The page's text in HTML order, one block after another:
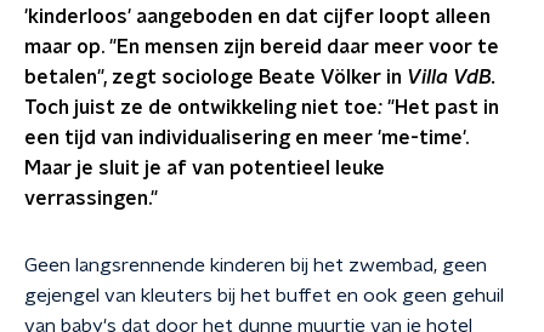
'kinderloos' aangeboden en dat cijfer loopt alleen
maar op. "En mensen zijn bereid daar meer voor te
betalen", zegt sociologe Beate Völker in Villa VdB.
Toch juist ze de ontwikkeling niet toe: "Het past in
een tijd van individualisering en meer 'me-time'.
Maar je sluit je af van potentieel leuke
verrassingen."
Geen langsrennende kinderen bij het zwembad, geen
gejengel van kleuters bij het buffet en ook geen gehuil
van baby's dat door het dunne muurtje van je hotel